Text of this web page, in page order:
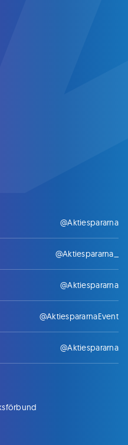
@Aktiespararna
@Aktiespararna_
@Aktiespararna
@AktiespararnaEvent
@Aktiespararna